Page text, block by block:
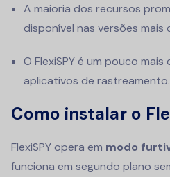
A maioria dos recursos
disponível nas versões mais
O FlexiSPY é um pouco
aplicativos de rastreamento.
Como instalar o
FlexiSPY opera em modo
funciona em segundo plano